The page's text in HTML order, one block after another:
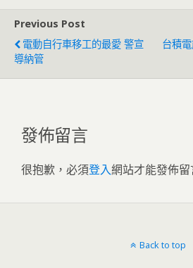
Previous Post
電動自行車移工的最愛 警宣
導納管
台積
發佈留言
很抱歉，必須登入網站才能發佈留
Back to top